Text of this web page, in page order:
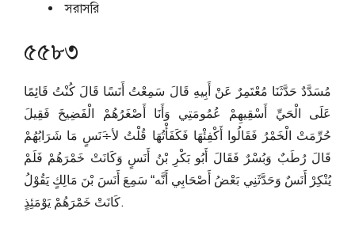
সরাসরি
৫৫৮৩
مُسَدَّدٌ حَدَّثَنَا مُعْتَمِرٌ عَنْ أَبِيهِ قَالَ سَمِعْتُ أَنَسًا قَالَ كُنْتُ قَائِمًا
عَلَى الْحَيِّ أَسْقِيهِمْ عُمُومَتِي وَأَنَا أَصْغَرُهُمْ الْفَضِيخَ فَقِيلَ
حُرِّمَتْ الْخَمْرُ فَقَالُوا أَكْفِئْهَا فَكَفَأْتُهَا قُلْتُ لأ÷َنَسٍ مَا شَرَابُهُمْ
قَالَ رُطَبٌ وَبُسْرٌ فَقَالَ أَبُو بَكْرِ بْنُ أَنَسٍ وَكَانَتْ خَمْرَهُمْ فَلَمْ
يُنْكِرْ أَنَسٌ وَحَدَّثَنِي بَعْضُ أَصْحَابِي أَنَّه“ سَمِعَ أَنَسَ بْنَ مَالِكٍ يَقُوْلُ
كَانَتْ خَمْرَهُمْ يَوْمَئِذٍ.